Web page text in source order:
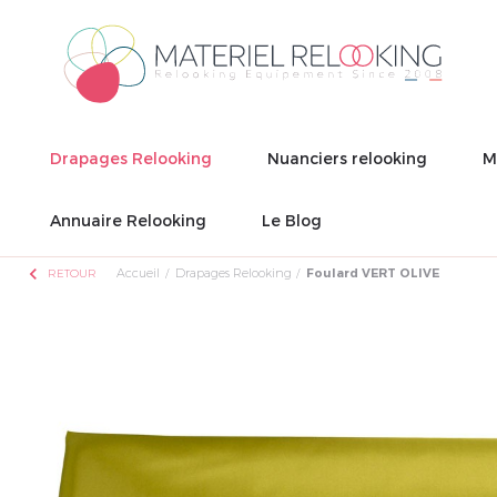
Drapages Relooking Nuanciers relooking
Annuaire Relooking Le Blog
chevron_left RETOUR Accueil Drapages Relooking Foulard VERT OLIVE